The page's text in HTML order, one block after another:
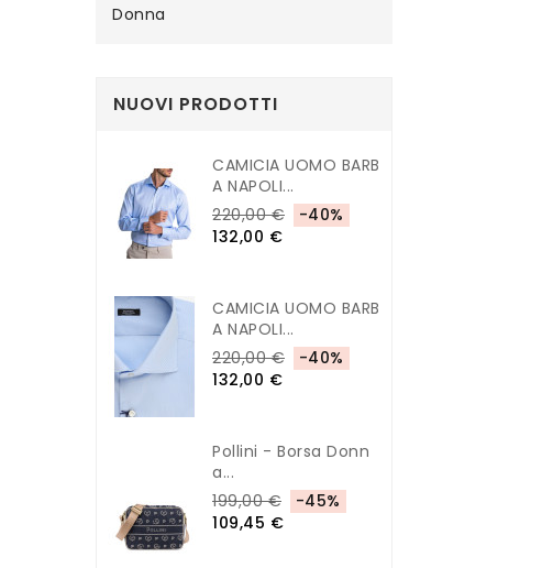
Donna
NUOVI PRODOTTI
CAMICIA UOMO BARB
A NAPOLI...
220,00 €
-40%
132,00 €
CAMICIA UOMO BARB
A NAPOLI...
220,00 €
-40%
132,00 €
Pollini - Borsa Donn
A...
199,00 €
-45%
109,45 €